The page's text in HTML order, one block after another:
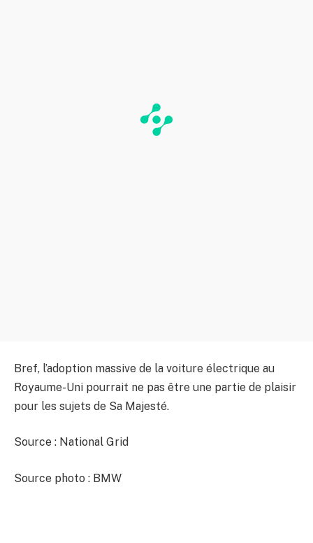
Bref, l’adoption massive de la voiture électrique au
Royaume-Uni pourrait ne pas être une partie de plaisir
pour les sujets de Sa Majesté.
Source : National Grid
Source photo : BMW